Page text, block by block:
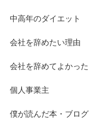
中高年のダイエット
会社を辞めたい理由
会社を辞めてよかった
個人事業主
僕が読んだ本・ブログ